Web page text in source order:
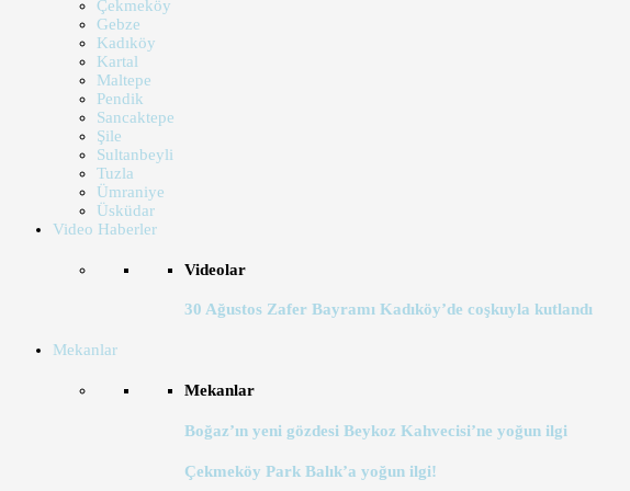
Çekmeköy
Gebze
Kadıköy
Kartal
Maltepe
Pendik
Sancaktepe
Şile
Sultanbeyli
Tuzla
Ümraniye
Üsküdar
Video Haberler
Videolar
30 Ağustos Zafer Bayramı Kadıköy’de coşkuyla kutlandı
Mekanlar
Mekanlar
Boğaz’ın yeni gözdesi Beykoz Kahvecisi’ne yoğun ilgi
Çekmeköy Park Balık’a yoğun ilgi!